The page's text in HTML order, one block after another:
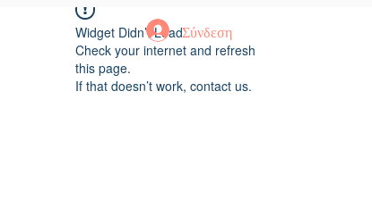
Widget Didn’t Load
Check your internet and refresh
this page.
If that doesn’t work, contact us.
Σύνδεση